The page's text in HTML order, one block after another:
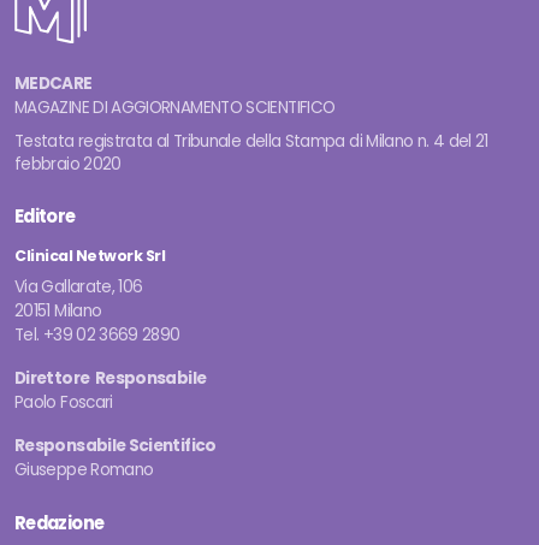
MEDCARE
MAGAZINE DI AGGIORNAMENTO SCIENTIFICO
Testata registrata al Tribunale della Stampa di Milano n. 4 del 21
febbraio 2020
Editore
Clinical Network Srl
Via Gallarate, 106
20151 Milano
Tel. +39 02 3669 2890
Direttore Responsabile
Paolo Foscari
Responsabile Scientifico
Giuseppe Romano
Redazione